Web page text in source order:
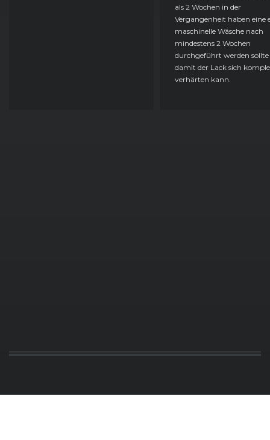
als 2 Wochen in der
Vergangenheit haben eine
maschinelle Wäsche nach
mindestens 2 Wochen
durchgeführt werden sollte
damit der Lack sich
verhärten kann.